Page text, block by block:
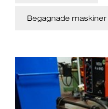
Begagnade maskiner